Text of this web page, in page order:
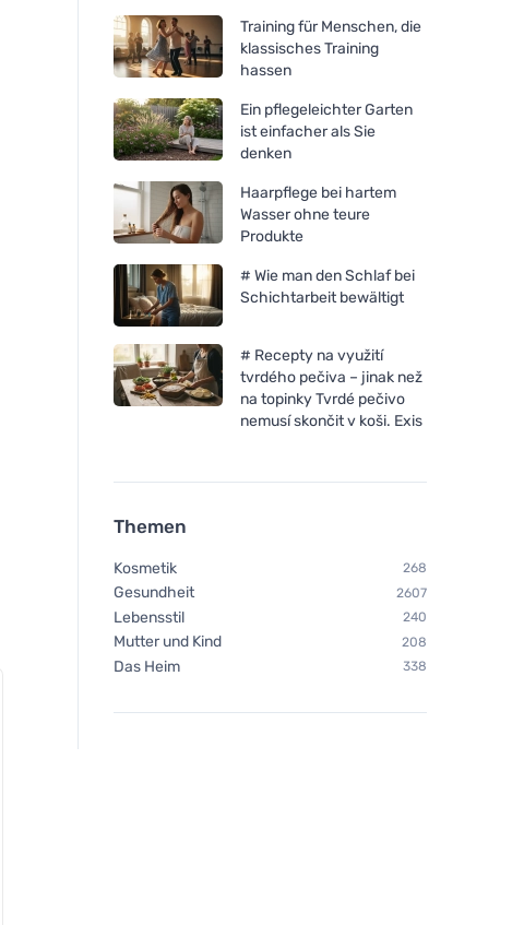
Training für Menschen, die
klassisches Training
hassen
Ein pflegeleichter Garten
ist einfacher als Sie
denken
Haarpflege bei hartem
Wasser ohne teure
Produkte
# Wie man den Schlaf bei
Schichtarbeit bewältigt
# Recepty na využití
tvrdého pečiva – jinak než
na topinky Tvrdé pečivo
nemusí skončit v koši. Exis
Themen
Kosmetik 268
Gesundheit 2607
Lebensstil 240
Mutter und Kind 208
Das Heim 338